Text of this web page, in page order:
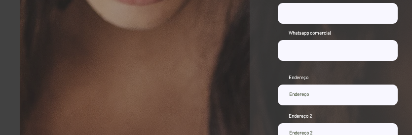
Whatsapp comercial
Endereço
Endereço 2